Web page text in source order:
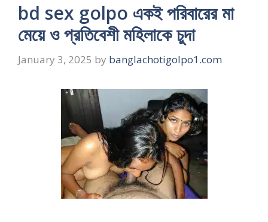
bd sex golpo একই পরিবারের মা
মেয়ে ও প্রতিবেশী মহিলাকে চুদা
January 3, 2025 by banglachotigolpo1.com